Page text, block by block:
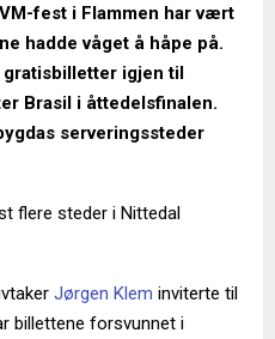
fest i Flammen har vært
hadde våget å håpe på.
igjen til
Brasil i åttedelsfinalen.
serveringssteder
flere steder i Nittedal
Jørgen Klem inviterte til
billettene forsvunnet i